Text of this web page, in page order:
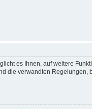
es Ihnen, auf weitere
die verwandten Regelungen,